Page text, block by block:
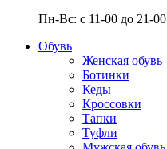
Пн-Вс: с 11-00 до 21-00
Обувь
Женская обувь
Ботинки
Кеды
Кроссовки
Тапки
Туфли